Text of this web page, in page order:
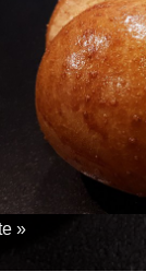
»